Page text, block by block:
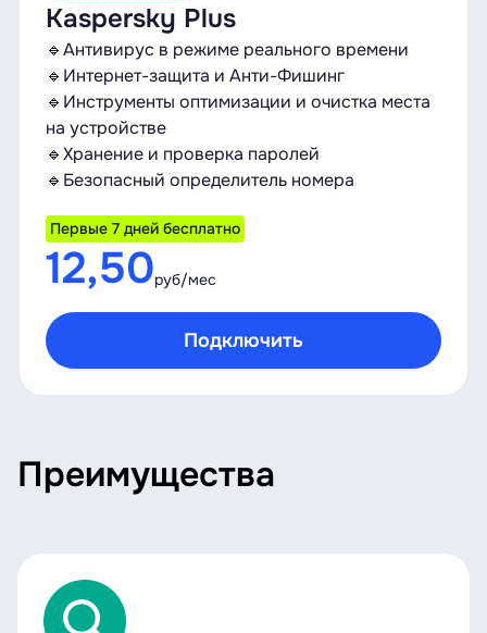
Kaspersky Plus
🔹Антивирус в режиме реального времени
🔹Интернет-защита и Анти-Фишинг
🔹Инструменты оптимизации и очистка места
на устройстве
🔹Хранение и проверка паролей
🔹Безопасный определитель номера
Первые 7 дней бесплатно
12,50руб/мес
Подключить
Преимущества